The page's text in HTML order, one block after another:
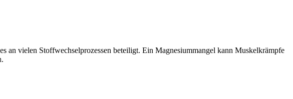
an vielen Stoffwechselprozessen beteiligt. Ein Magnesiummangel kann Muskelkrämpfe